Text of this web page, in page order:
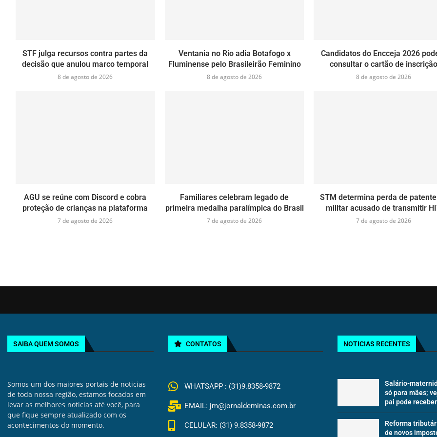
STF julga recursos contra partes da
decisão que anulou marco temporal
8 de agosto de 2026
Ventania no Rio adia Botafogo x
Fluminense pelo Brasileirão Feminino
8 de agosto de 2026
Candidatos do Encceja 2026
consultar o cartão de inscrição
8 de agosto de 2026
AGU se reúne com Discord e cobra
proteção de crianças na plataforma
7 de agosto de 2026
Familiares celebram legado de
primeira medalha paralímpica do Brasil
7 de agosto de 2026
STM determina perda de
militar acusado de transmitir
7 de agosto de 2026
SAIBA QUEM SOMOS
Somos um dos maiores portais de noticias
de toda nossa região, estamos focados em
levar as melhores noticias até você, para
que fique sempre atualizado com os
acontecimentos do momento.
CONTATOS
WHATSAPP : (31)9.8358-9872
EMAIL: jm@jornaldeminas.com.br
CELULAR: (31) 9.8358-9872
NOTICIAS RECENTES
Salário-
só para mães;
pai pode
Reforma
de novos